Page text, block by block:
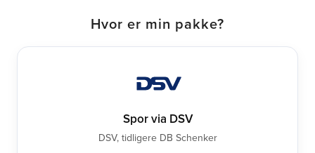
Hvor er min pakke?
Spor via DSV
DSV, tidligere DB Schenker